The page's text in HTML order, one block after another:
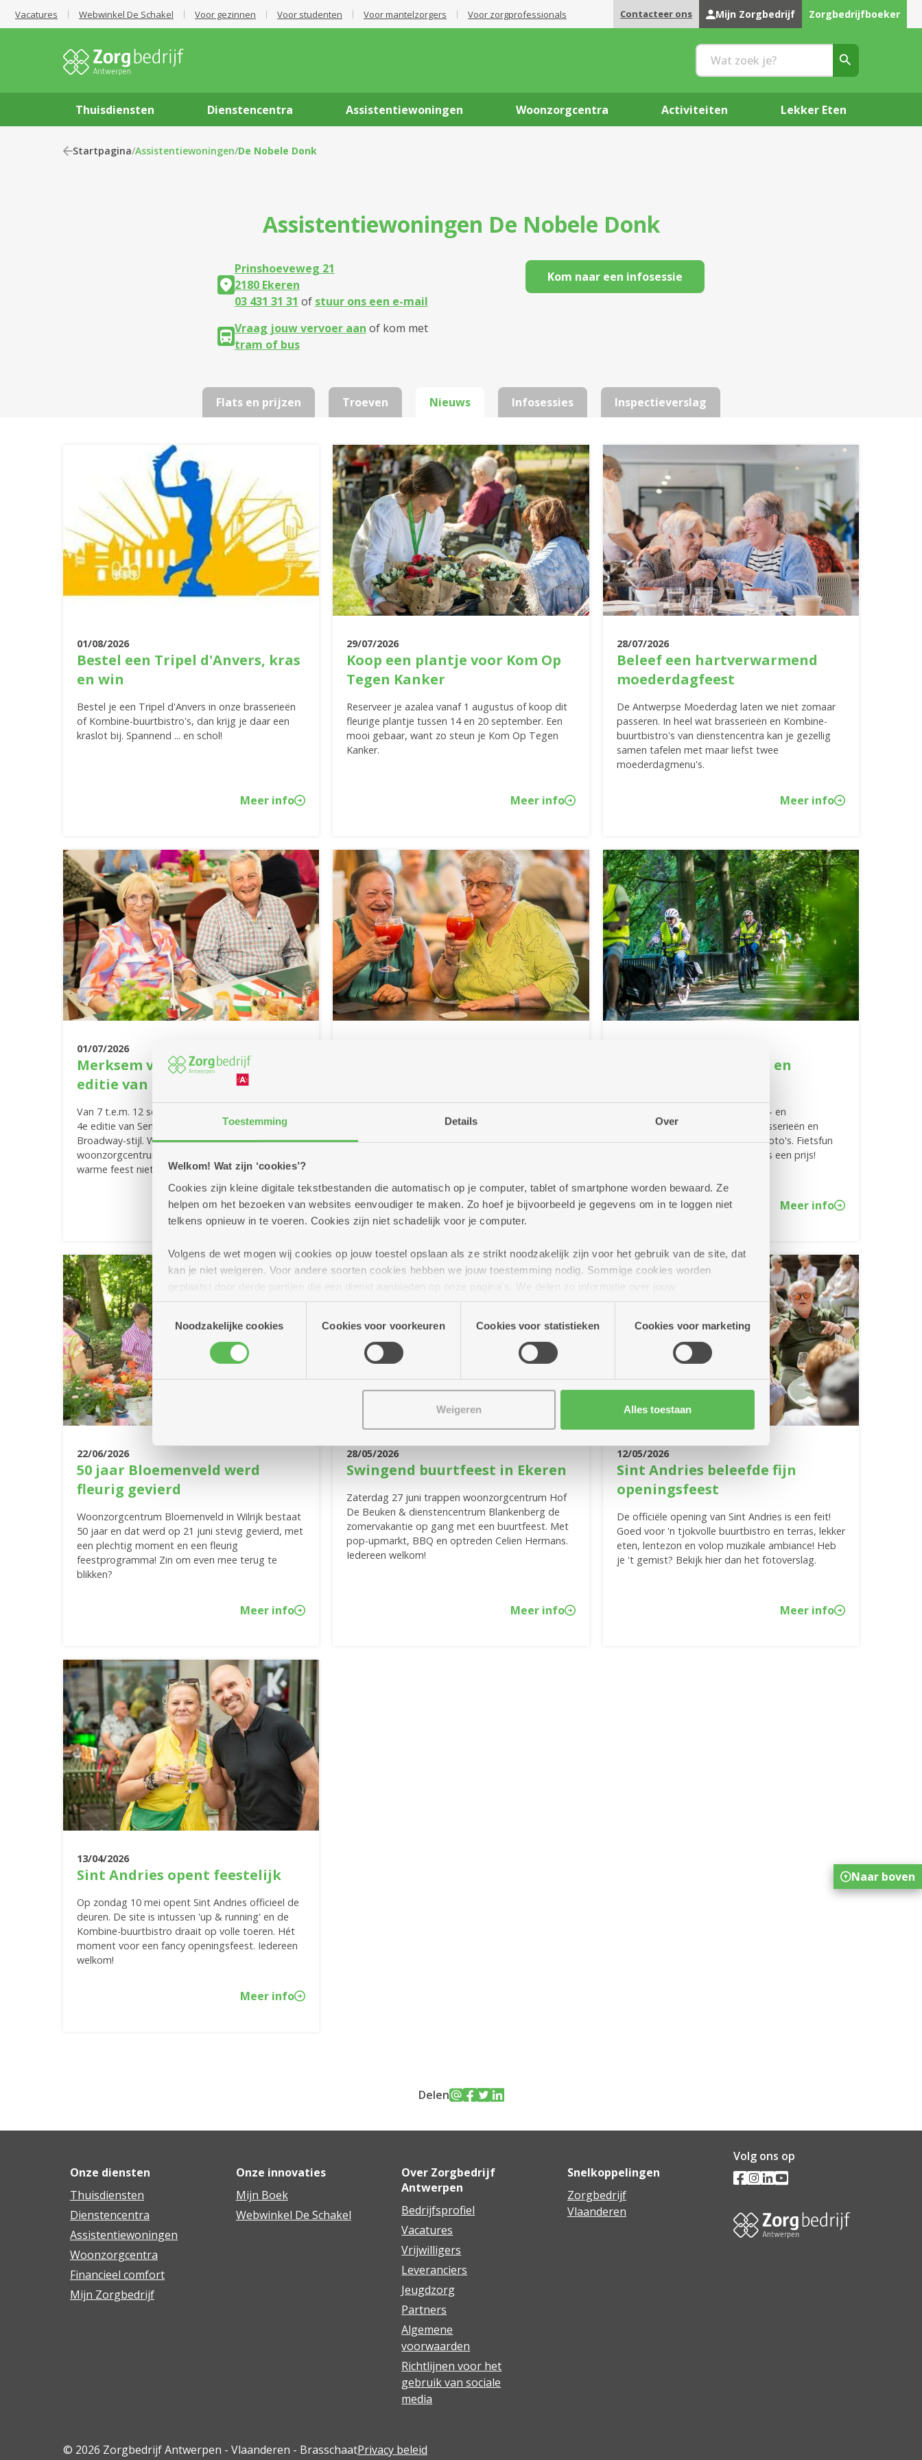
Toestemming Details Over
Welkom! Wat zijn ‘cookies’?
Cookies zijn kleine digitale tekstbestanden die automatisch op je computer, tablet of smartphone worden bewaard. Ze
helpen om het bezoeken van websites eenvoudiger te maken. Zo hoef je bijvoorbeeld je gegevens om in te loggen niet
telkens opnieuw in te voeren. Cookies zijn niet schadelijk voor je computer.
Volgens de wet mogen wij cookies op jouw toestel opslaan als ze strikt noodzakelijk zijn voor het gebruik van de site, dat
kan je niet weigeren. Voor andere soorten cookies hebben we jouw toestemming nodig. Sommige cookies worden
geplaatst door derde partijen die een dienst aanbieden op onze pagina's. We delen zo informatie over jouw
(geanonimiseerd) gebruik van onze site voor social media, advertenties en analyse. Deze partners kunnen deze gegevens
Toestemmingsselectie
Noodzakelijke cookies
Cookies voor voorkeuren Cookies voor statistieken Cookies voor marketing
Weigeren Alles toestaan
Vacatures Webwinkel De Schakel Voor gezinnen Voor studenten Voor mantelzorgers Voor zorgprofessionals Contacteer ons Mijn Zorgbedrijf Zorgbedrijfboeker
Thuisdiensten Dienstencentra Assistentiewoningen Woonzorgcentra Activiteiten Lekker Eten
Startpagina/Assistentiewoningen/De Nobele Donk
Assistentiewoningen De Nobele Donk
Prinshoeveweg 21
2180 Ekeren
03 431 31 31 of stuur ons een e-mail
Vraag jouw vervoer aan of kom met
tram of bus
Kom naar een infosessie
Flats en prijzen Troeven Nieuws
01/08/2026
Bestel een Tripel d'Anvers, kras
en win
Bestel je een Tripel d'Anvers in onze brasserieën
of Kombine-buurtbistro's, dan krijg je daar een
kraslot bij. Spannend ... en schol!
Meer info
29/07/2026
Koop een plantje voor Kom Op
Tegen Kanker
Reserveer je azalea vanaf 1 augustus of koop dit
fleurige plantje tussen 14 en 20 september. Een
mooi gebaar, want zo steun je Kom Op Tegen
Kanker.
Meer info
28/07/2026
Beleef een hartverwarmend
moederdagfeest
De Antwerpse Moederdag laten we niet zomaar
passeren. In heel wat brasserieën en Kombine-
buurtbistro's van dienstencentra kan je gezellig
samen tafelen met maar liefst twee
moederdagmenu's.
Meer info
01/07/2026
Merksem viert feest met de 4e
editie van Senior Summerland'
Van 7 t.e.m. 12 september ben je welkom op de
4e editie van Senior Summerland, ditmaal in heuse
Broadway-stijl. Waar? In de Vijvertuin van
woonzorgcentrum Sint Bartholomeus. Mis dit
warme feest niet!
Meer info
buurtbistro's staan deze zomer lekkere cocktails
en mocktails op de kaart. Kom je proeven? Op
Meer info
Doe mee met de fiets- en
Doe mee met onze zomerse fiets- en
fotozoektocht. Fiets langs 27 brasserieën en
buurtbistro's en match de juiste foto's. Fietsfun
verzekerd, en wie weet win je zelfs een prijs!
Meer info
22/06/2026
50 jaar Bloemenveld werd
fleurig gevierd
Woonzorgcentrum Bloemenveld in Wilrijk bestaat
50 jaar en dat werd op 21 juni stevig gevierd, met
een plechtig moment en een fleurig
feestprogramma! Zin om even mee terug te
blikken?
Meer info
28/05/2026
Swingend buurtfeest in Ekeren
Zaterdag 27 juni trappen woonzorgcentrum Hof
De Beuken & dienstencentrum Blankenberg de
zomervakantie op gang met een buurtfeest. Met
pop-upmarkt, BBQ en optreden Celien Hermans.
Iedereen welkom!
Meer info
12/05/2026
Sint Andries beleefde fijn
openingsfeest
De officiële opening van Sint Andries is een feit!
Goed voor 'n tjokvolle buurtbistro en terras, lekker
eten, lentezon en volop muzikale ambiance! Heb
je 't gemist? Bekijk hier dan het fotoverslag.
Meer info
13/04/2026
Sint Andries opent feestelijk
Op zondag 10 mei opent Sint Andries officieel de
deuren. De site is intussen 'up & running' en de
Kombine-buurtbistro draait op volle toeren. Hét
moment voor een fancy openingsfeest. Iedereen
welkom!
Meer info
Infosessies Inspectieverslag
Delen
Onze diensten
Thuisdiensten
Dienstencentra
Assistentiewoningen
Woonzorgcentra
Financieel comfort
Mijn Zorgbedrijf
Onze innovaties
Mijn Boek
Webwinkel De Schakel
Over Zorgbedrijf
Antwerpen
Bedrijfsprofiel
Vacatures
Vrijwilligers
Leveranciers
Jeugdzorg
Partners
Algemene
voorwaarden
Richtlijnen voor het
gebruik van sociale
media
Snelkoppelingen
Zorgbedrijf
Vlaanderen
Volg ons op
© 2026 Zorgbedrijf Antwerpen - Vlaanderen - BrasschaatPrivacy beleid
Naar boven